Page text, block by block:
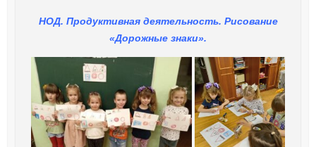
НОД. Продуктивная деятельность. Рисование
«Дорожные знаки».